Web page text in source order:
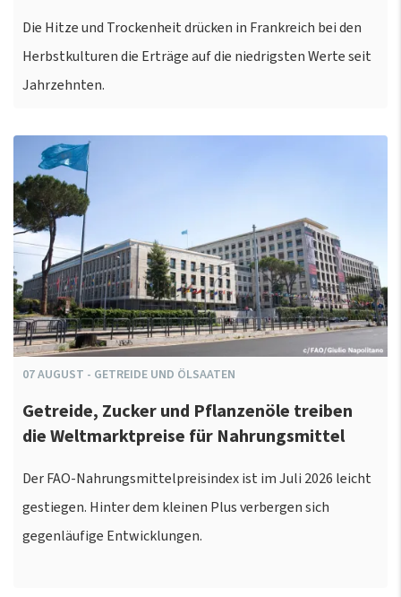
Die Hitze und Trockenheit drücken in Frankreich bei den
Herbstkulturen die Erträge auf die niedrigsten Werte seit
Jahrzehnten.
07AUGUST - GETREIDE UND ÖLSAATEN
Getreide, Zucker und Pflanzenöle treiben
die Weltmarktpreise für Nahrungsmittel
Der FAO-Nahrungsmittelpreisindex ist im Juli 2026 leicht
gestiegen. Hinter dem kleinen Plus verbergen sich
gegenläufige Entwicklungen.